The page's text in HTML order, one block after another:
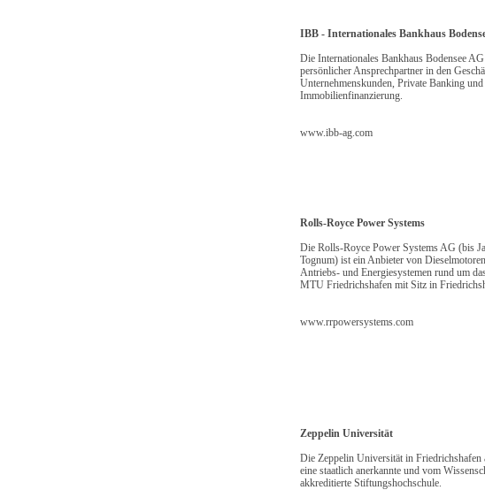
IBB - Internationales Bankhaus
Die Internationales Bankhaus Bodensee
persönlicher Ansprechpartner in den
Unternehmenskunden, Private Banking und
Immobilienfinanzierung.
www.ibb-ag.com
Rolls-Royce Power Systems
Die Rolls-Royce Power Systems AG (bis
Tognum) ist ein Anbieter von
Antriebs- und Energiesystemen rund um
MTU Friedrichshafen mit Sitz in
www.rrpowersystems.com
Zeppelin Universität
Die Zeppelin Universität in Friedrichshafen
eine staatlich anerkannte und vom
akkreditierte Stiftungshochschule.